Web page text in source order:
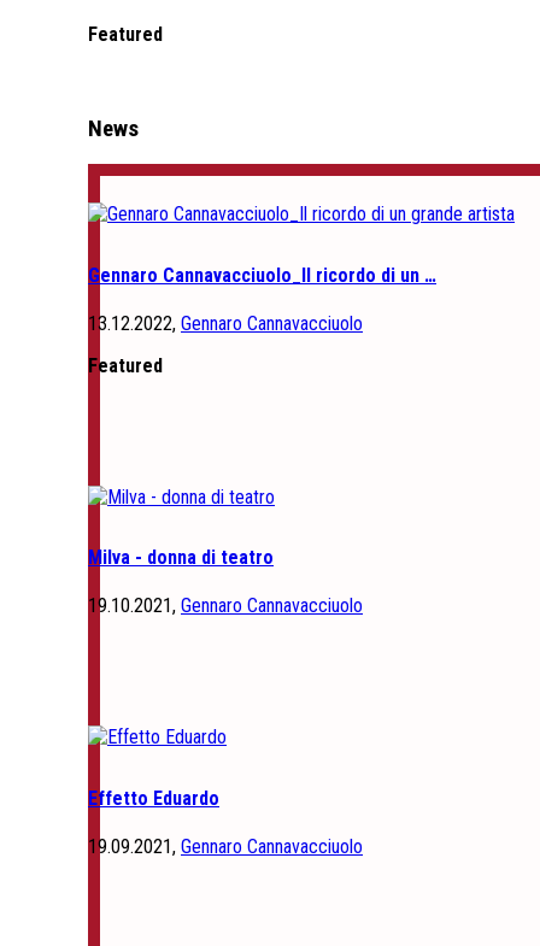
Featured
News
Gennaro Cannavacciuolo_Il ricordo di un …
13.12.2022, Gennaro Cannavacciuolo
Featured
Milva - donna di teatro
19.10.2021, Gennaro Cannavacciuolo
Effetto Eduardo
19.09.2021, Gennaro Cannavacciuolo